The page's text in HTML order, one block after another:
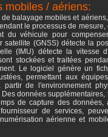
mobiles / aériens:
de balayage mobiles et
le processus de
du véhicule pour
satellite (GNSS) détecte la
(IMU) détecte la vitesse
stockées et traitées
Le logiciel génère un
permettant aux
partir de l'environnement
Des données
de capture des
de services,
aérienne et